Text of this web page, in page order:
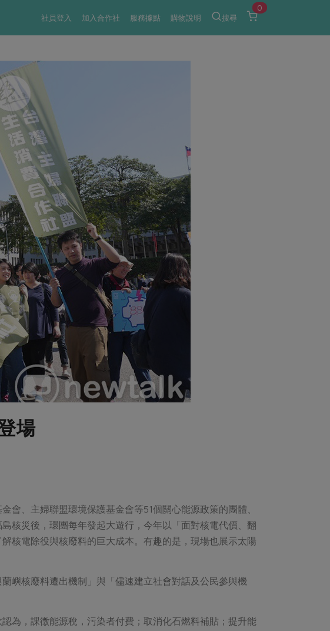
社員登入 加入合作社 服務據點 購物說明 搜尋
0
場
會、主婦聯盟環境保護基金會等51個關心能源政策的團體、
核災後，環團每年發起大遊行，今年以「面對核電代價、翻
核電除役與核廢料的巨大成本。有趣的是，現場也展示太陽
嶼核廢料遷出機制」與「儘速建立社會對話及公民參與機
為，課徵能源稅，污染者付費；取消化石燃料補貼；提升能